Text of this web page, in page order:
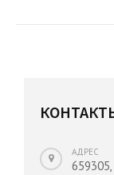
АДРЕС
659305,